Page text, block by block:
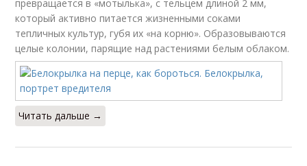
превращается в «мотылька», с тельцем длиной 2 мм,
который активно питается жизненными соками
тепличных культур, губя их «на корню». Образовываются
целые колонии, парящие над растениями белым облаком.
Читать дальше →